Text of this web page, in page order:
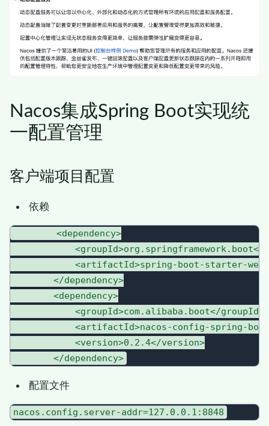
Nacos集成Spring Boot实现统
一配置管理
客户端项目配置
依赖
        <dependency>
<groupId>org.springframework.boot</
<artifactId>spring-boot-starter-
        </dependency>
        <dependency>
            <groupId>com.alibaba.boot</groupId>
<artifactId>nacos-config-spring-
            <version>0.2.4</version>
配置文件